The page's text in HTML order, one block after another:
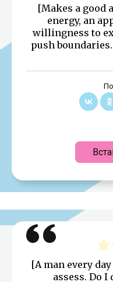
[Makes a good
energy, an
willingness to
push
[A man every
assess. Do